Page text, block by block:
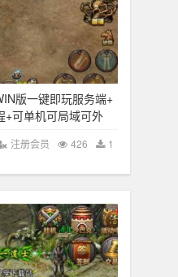
版一键即玩服务端+
+可单机可局域可外
1
426
注册会员